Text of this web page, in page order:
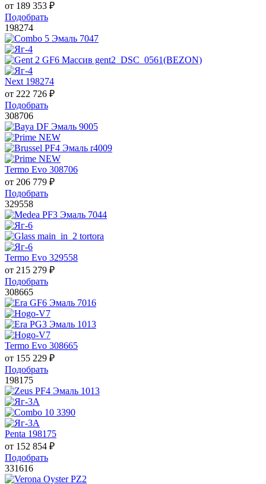
от 189 353 ₽
Подобрать
198274
Next 198274
от 222 726 ₽
Подобрать
308706
Termo Evo 308706
от 206 779 ₽
Подобрать
329558
Termo Evo 329558
от 215 279 ₽
Подобрать
308665
Termo Evo 308665
от 155 229 ₽
Подобрать
198175
Penta 198175
от 152 854 ₽
Подобрать
331616